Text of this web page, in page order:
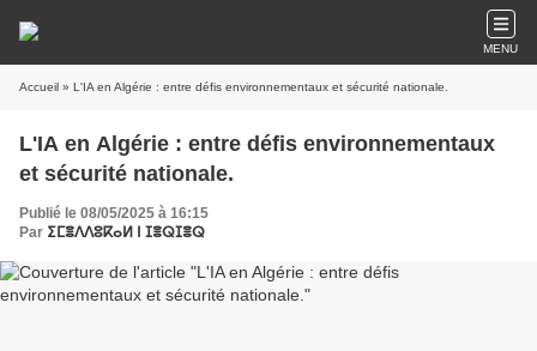
MENU
Accueil » L'IA en Algérie : entre défis environnementaux et sécurité nationale.
L'IA en Algérie : entre défis environnementaux
et sécurité nationale.
Publié le 08/05/2025 à 16:15
Par ⵉⵎⴻⴷⴷⵓⴽⴰⵍ ⵏ ⵊⴻⵕⵊⴻⵕ